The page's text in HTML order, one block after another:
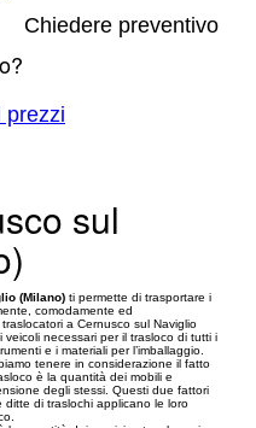
Chiedere preventivo
prezzi
sul
(Milano) ti permette di trasportare i
comodamente ed
a Cernusco sul Naviglio
necessari per il trasloco di tutti i
e i materiali per l’imballaggio.
tenere in considerazione il fatto
è la quantità dei mobili e
degli stessi. Questi due fattori
di traslochi applicano le loro